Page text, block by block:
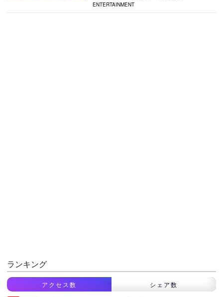
ENTERTAINMENT
ランキング
アクセス数 シェア数